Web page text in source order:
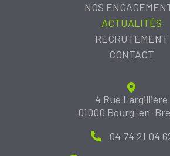
NOS
ACTUALITÉS
RECRUTEMENT
CONTACT
4 Rue Largillière
01000 Bourg-en-
04 74 21 04